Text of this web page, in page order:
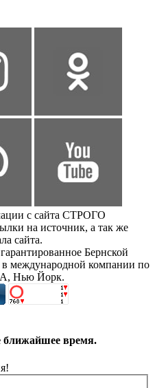
с сайта СТРОГО
на источник, а так же
сайта.
гарантированное Бернской
в международной компании по
Нью Йорк.
время.